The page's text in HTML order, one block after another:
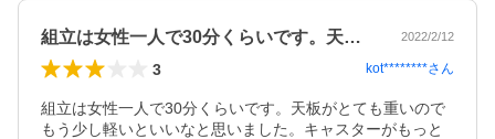
組立は女性一人で30分くらいです。天板… 2022/2/12
3 kot********さん
組立は女性一人で30分くらいです。天板がとても重いので
もう少し軽いといいなと思いました。キャスターがもっと